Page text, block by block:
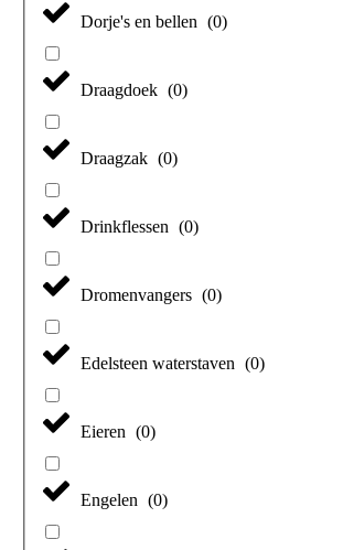
Dorje's en bellen (0)
Draagdoek (0)
Draagzak (0)
Drinkflessen (0)
Dromenvangers (0)
Edelsteen waterstaven (0)
Eieren (0)
Engelen (0)